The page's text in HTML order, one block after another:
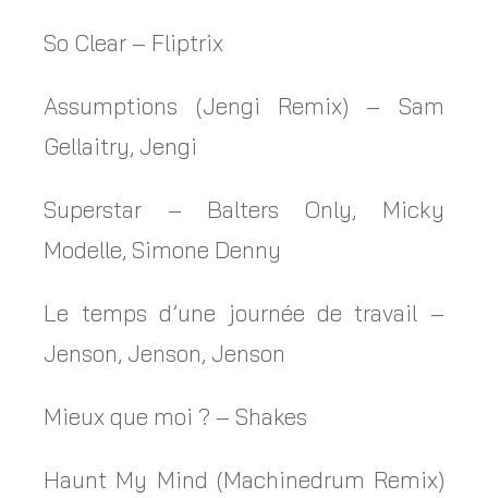
So Clear – Fliptrix
Assumptions (Jengi Remix) – Sam
Gellaitry, Jengi
Superstar – Balters Only, Micky
Modelle, Simone Denny
Le temps d’une journée de travail –
Jenson, Jenson, Jenson
Mieux que moi ? – Shakes
Haunt My Mind (Machinedrum Remix)